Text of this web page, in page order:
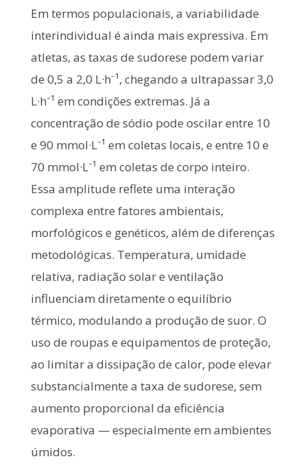
Em termos populacionais, a variabilidade
interindividual é ainda mais expressiva. Em
atletas, as taxas de sudorese podem variar
de 0,5 a 2,0 L·h⁻¹, chegando a ultrapassar 3,0
L·h⁻¹ em condições extremas. Já a
concentração de sódio pode oscilar entre 10
e 90 mmol·L⁻¹ em coletas locais, e entre 10 e
70 mmol·L⁻¹ em coletas de corpo inteiro.
Essa amplitude reflete uma interação
complexa entre fatores ambientais,
morfológicos e genéticos, além de diferenças
metodológicas. Temperatura, umidade
relativa, radiação solar e ventilação
influenciam diretamente o equilíbrio
térmico, modulando a produção de suor. O
uso de roupas e equipamentos de proteção,
ao limitar a dissipação de calor, pode elevar
substancialmente a taxa de sudorese, sem
aumento proporcional da eficiência
evaporativa — especialmente em ambientes
úmidos.